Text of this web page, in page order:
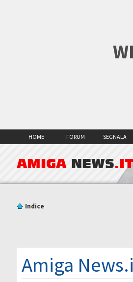
HOME FORUM SEGNALA
AMIGA NEWS
Indice
Amiga